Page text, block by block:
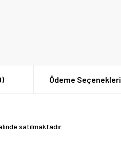
Ödeme Seçenekleri
satılmaktadır.